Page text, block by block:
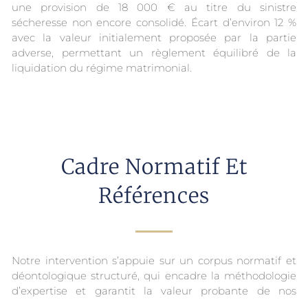
une provision de 18 000 € au titre du sinistre
sécheresse non encore consolidé. Écart d’environ 12 %
avec la valeur initialement proposée par la partie
adverse, permettant un règlement équilibré de la
liquidation du régime matrimonial.
Cadre Normatif Et
Références
Notre intervention s’appuie sur un corpus normatif et
déontologique structuré, qui encadre la méthodologie
d’expertise et garantit la valeur probante de nos